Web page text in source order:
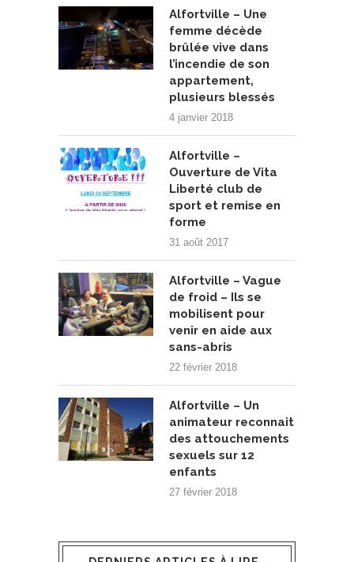
Alfortville – Une
femme décède
brûlée vive dans
l’incendie de son
appartement,
plusieurs blessés
4 janvier 2018
Alfortville –
Ouverture de Vita
Liberté club de
sport et remise en
forme
31 août 2017
Alfortville – Vague
de froid – Ils se
mobilisent pour
venir en aide aux
sans-abris
22 février 2018
Alfortville – Un
animateur reconnait
des attouchements
sexuels sur 12
enfants
27 février 2018